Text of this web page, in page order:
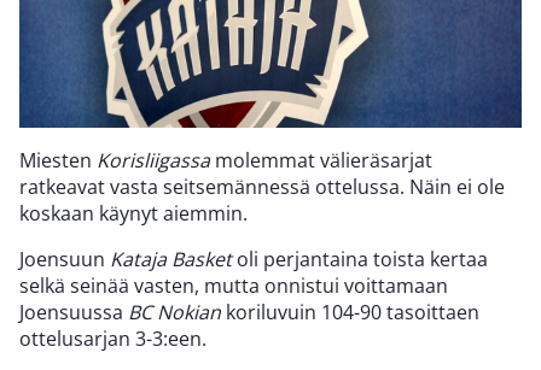
Miesten Korisliigassamolemmat välieräsarjat
ratkeavat vasta seitsemännessä ottelussa. Näin ei ole
koskaan käynyt aiemmin.
Joensuun Kataja Basketoli perjantaina toista kertaa
selkä seinää vasten, mutta onnistui voittamaan
Joensuussa BC Nokian koriluvuin 104-90 tasoittaen
ottelusarjan 3-3:een.